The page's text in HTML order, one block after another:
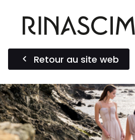
Retour au site web